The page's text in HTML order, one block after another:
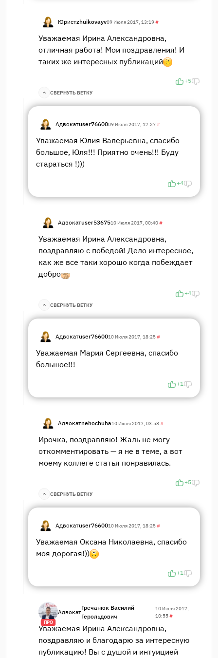
Юристzhuikovayv09 Июля 2017, 13:19#
Уважаемая Ирина Александровна,
отличная работа! Мои поздравления! И
таких же интересных публикаций
+5
СВЕРНУТЬ ВЕТКУ
Адвокатuser7660009 Июля 2017, 17:27#
Уважаемая Юлия Валерьевна, спасибо
большое, Юля!!! Приятно очень!!! Буду
стараться !)))
+4
Адвокатuser5367510 Июля 2017, 00:40#
Уважаемая Ирина Александровна,
поздравляю с победой! Дело интересное,
как же все таки хорошо когда побеждает
добро
+4
СВЕРНУТЬ ВЕТКУ
Адвокатuser7660010 Июля 2017, 18:25#
Уважаемая Мария Сергеевна, спасибо
большое!!!
+1
Адвокатnehochuha10 Июля 2017, 03:58#
Ирочка, поздравляю! Жаль не могу
откомментировать — я не в теме, а вот
моему коллеге статья понравилась.
+5
СВЕРНУТЬ ВЕТКУ
Адвокатuser7660010 Июля 2017, 18:25#
Уважаемая Оксана Николаевна, спасибо
моя дорогая!))
+1
ПРО
Адвокат
Гречанюк Василий
Герольдович
10 Июля 2017,
10:55#
Уважаемая Ирина Александровна,
поздравляю и благодарю за интересную
публикацию! Вы с душой и интуицией